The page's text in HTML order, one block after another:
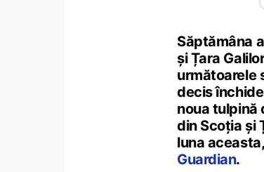
Săptămâna
și Țara
următoarele
decis
noua tulpină
din Scoția și
luna
Guardian.